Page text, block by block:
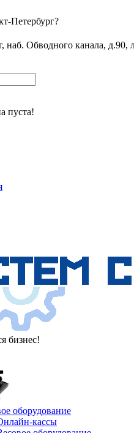
Петербург?
наб. Обводного канала, д.90,
пуста!
бизнес!
оборудование
кассы